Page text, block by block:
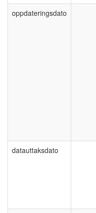
oppdateringsdato
datauttaksdato